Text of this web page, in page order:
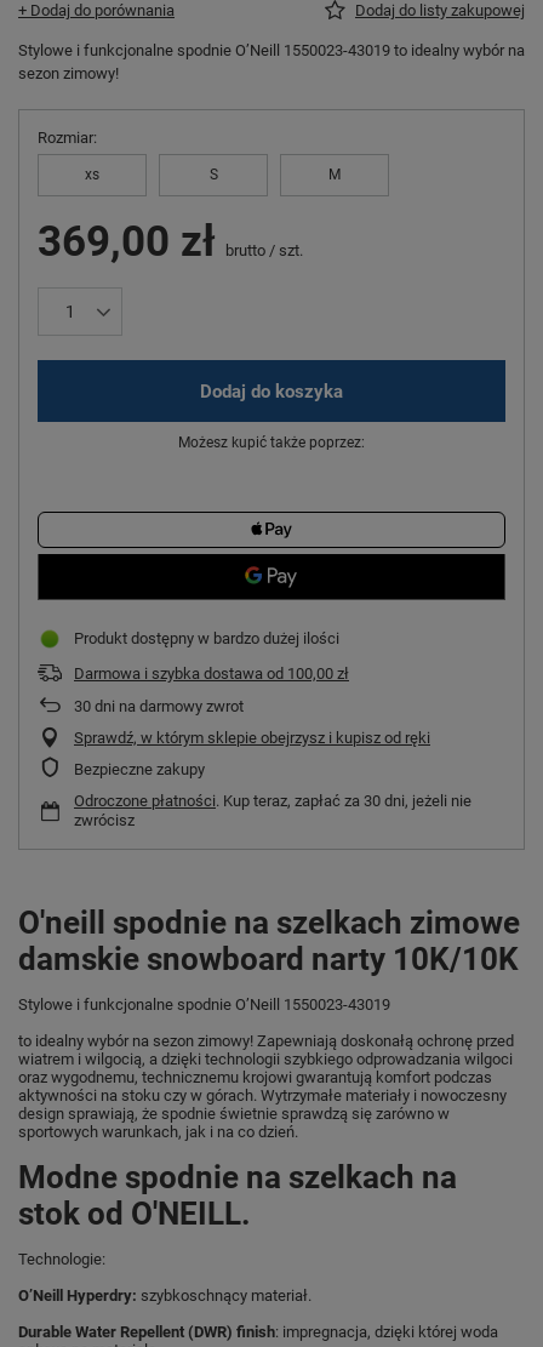
+ Dodaj do porównania Dodaj do listy zakupowej
Stylowe i funkcjonalne spodnie O’Neill 1550023-43019 to idealny wybór na
sezon zimowy!
Rozmiar
xs S M
369,00 zł brutto / szt.
Dodaj do koszyka
Możesz kupić także poprzez:
Produkt dostępny w bardzo dużej ilości
Darmowa i szybka dostawa od 100,00 zł
30 dni na darmowy zwrot
Sprawdź, w którym sklepie obejrzysz i kupisz od ręki
Bezpieczne zakupy
Odroczone płatności. Kup teraz, zapłać za 30 dni, jeżeli nie
zwrócisz
O'neill spodnie na szelkach zimowe
damskie snowboard narty 10K/10K
Stylowe i funkcjonalne spodnie O’Neill 1550023-43019
to idealny wybór na sezon zimowy! Zapewniają doskonałą ochronę przed
wiatrem i wilgocią, a dzięki technologii szybkiego odprowadzania wilgoci
oraz wygodnemu, technicznemu krojowi gwarantują komfort podczas
aktywności na stoku czy w górach. Wytrzymałe materiały i nowoczesny
design sprawiają, że spodnie świetnie sprawdzą się zarówno w
sportowych warunkach, jak i na co dzień.
Modne spodnie na szelkach na
stok od O'NEILL.
Technologie:
O’Neill Hyperdry: szybkoschnący materiał.
Durable Water Repellent (DWR) finish: impregnacja, dzięki której woda